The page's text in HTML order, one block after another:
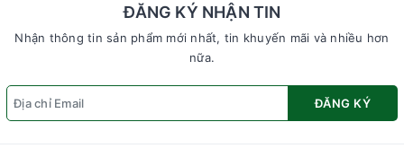
ĐĂNG KÝ NHẬN TIN
Nhận thông tin sản phẩm mới nhất, tin khuyến mãi và nhiều hơn
nữa.
ĐĂNG KÝ